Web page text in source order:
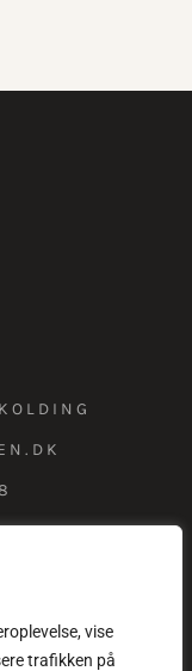
vise
trafikken på